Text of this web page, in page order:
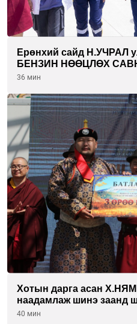
Ерөнхий сайд Н.УЧРАЛ
БЕНЗИН НӨӨЦЛӨХ
танилцлаа
36 мин
Хотын дарга асан
наадамлаж шинэ заанд
40 мин